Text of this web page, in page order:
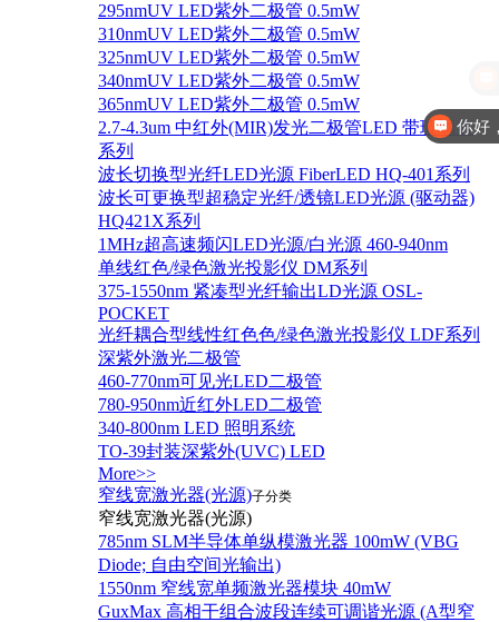
295nmUV LED紫外二极管 0.5mW
310nmUV LED紫外二极管 0.5mW
325nmUV LED紫外二极管 0.5mW
340nmUV LED紫外二极管 0.5mW
365nmUV LED紫外二极管 0.5mW
2.7-4.3um 中红外(MIR)发光二极管LED 带玻璃盖
系列
波长切换型光纤LED光源 FiberLED HQ-401系列
波长可更换型超稳定光纤/透镜LED光源 (驱动器)
HQ421X系列
1MHz超高速频闪LED光源/白光源 460-940nm
单线红色/绿色激光投影仪 DM系列
375-1550nm 紧凑型光纤输出LD光源 OSL-
POCKET
光纤耦合型线性红色色/绿色激光投影仪 LDF系列
深紫外激光二极管
460-770nm可见光LED二极管
780-950nm近红外LED二极管
340-800nm LED 照明系统
TO-39封装深紫外(UVC) LED
More>>
窄线宽激光器(光源)子分类
窄线宽激光器(光源)
785nm SLM半导体单纵模激光器 100mW (VBG
Diode; 自由空间光输出)
1550nm 窄线宽单频激光器模块 40mW
GuxMax 高相干组合波段连续可调谐光源 (A型窄
你好